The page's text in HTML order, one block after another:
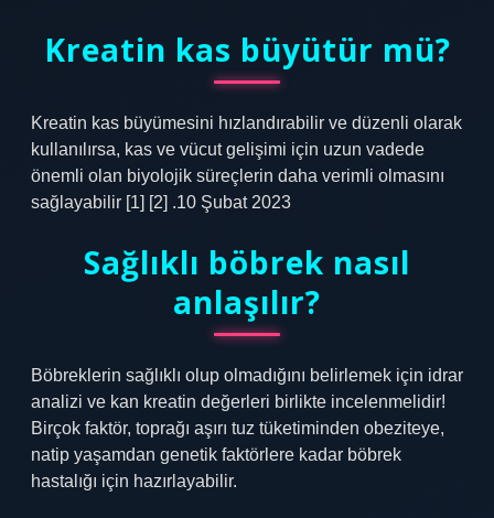
Kreatin kas büyütür mü?
Kreatin kas büyümesini hızlandırabilir ve düzenli olarak
kullanılırsa, kas ve vücut gelişimi için uzun vadede
önemli olan biyolojik süreçlerin daha verimli olmasını
sağlayabilir [1] [2] .10 Şubat 2023
Sağlıklı böbrek nasıl
anlaşılır?
Böbreklerin sağlıklı olup olmadığını belirlemek için idrar
analizi ve kan kreatin değerleri birlikte incelenmelidir!
Birçok faktör, toprağı aşırı tuz tüketiminden obeziteye,
natip yaşamdan genetik faktörlere kadar böbrek
hastalığı için hazırlayabilir.